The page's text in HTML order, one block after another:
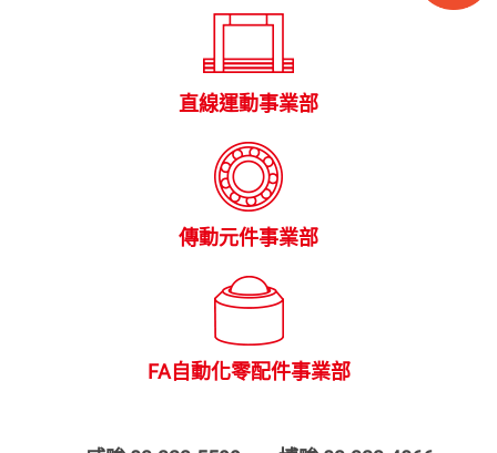
直線運動事業部
傳動元件事業部
FA自動化零配件事業部